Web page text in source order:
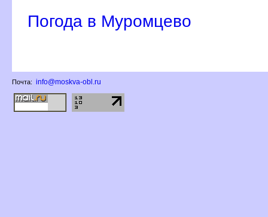
Погода в Муромцево
Почта: info@moskva-obl.ru